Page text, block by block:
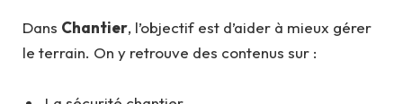
Dans Chantier, l’objectif est d’aider à mieux gérer
le terrain. On y retrouve des contenus sur :